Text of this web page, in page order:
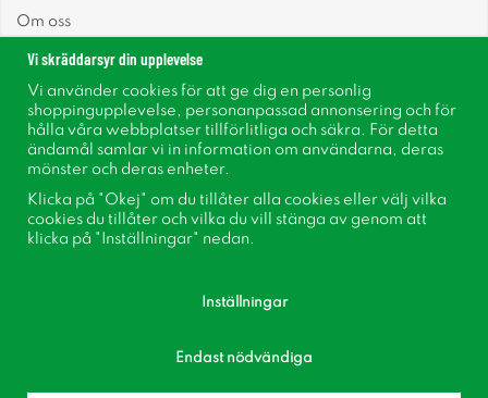
Om oss
Nyhetsbrev
Om cookies
Inspiration
Vi skräddarsyr din upplevelse
Vi använder cookies för att ge dig en personlig
shoppingupplevelse, personanpassad annonsering och för
hålla våra webbplatser tillförlitliga och säkra. För detta
ändamål samlar vi in information om användarna, deras
mönster och deras enheter.
Klicka på "Okej" om du tillåter alla cookies eller välj vilka
cookies du tillåter och vilka du vill stänga av genom att
klicka på "Inställningar" nedan.
Inställningar
Endast nödvändiga